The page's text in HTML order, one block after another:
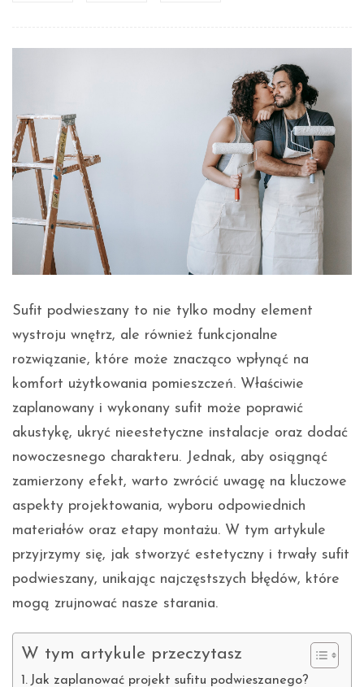
Sufit podwieszany to nie tylko modny element
wystroju wnętrz, ale również funkcjonalne
rozwiązanie, które może znacząco wpłynąć na
komfort użytkowania pomieszczeń. Właściwie
zaplanowany i wykonany sufit może poprawić
akustykę, ukryć nieestetyczne instalacje oraz dodać
nowoczesnego charakteru. Jednak, aby osiągnąć
zamierzony efekt, warto zwrócić uwagę na kluczowe
aspekty projektowania, wyboru odpowiednich
materiałów oraz etapy montażu. W tym artykule
przyjrzymy się, jak stworzyć estetyczny i trwały sufit
podwieszany, unikając najczęstszych błędów, które
mogą zrujnować nasze starania.
W tym artykule przeczytasz
Jak zaplanować projekt sufitu podwieszanego?